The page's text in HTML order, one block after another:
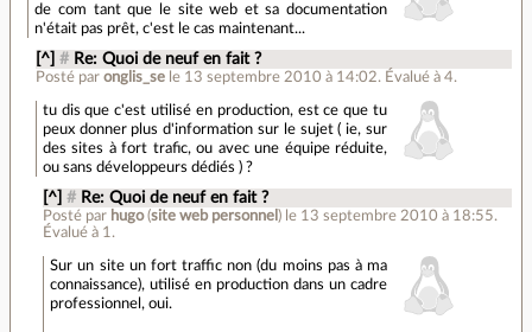
de com tant que le site web et sa documentation
n'était pas prêt, c'est le cas maintenant...
[^] # Re: Quoi de neuf en fait ?
Posté par onglis_se le 13 septembre 2010 à 14:02. Évalué à 4.
tu dis que c'est utilisé en production, est ce que tu
peux donner plus d'information sur le sujet ( ie, sur
des sites à fort trafic, ou avec une équipe réduite,
ou sans développeurs dédiés ) ?
[^] # Re: Quoi de neuf en fait ?
Posté par hugo(site web personnel ) le 13 septembre 2010 à 18:55.
Évalué à 1 .
Sur un site un fort traffic non (du moins pas à ma
connaissance), utilisé en production dans un cadre
professionnel, oui.